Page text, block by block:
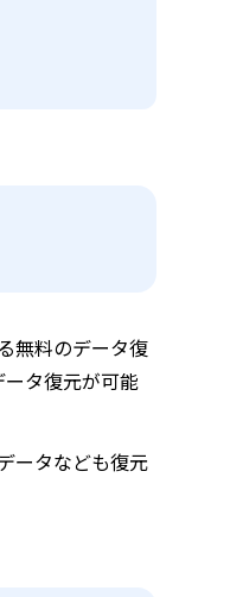
無料のデータ復
タ復元が可能
ータなども復元